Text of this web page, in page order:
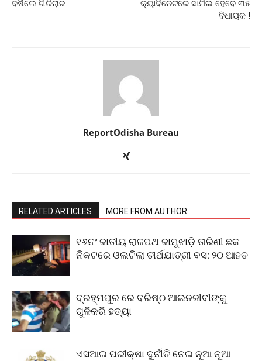
ବର୍ଷିଲେ ଗିରିରାଜ
କ୍ୟାବିନେଟରେ ସାମିଲ ହେବେ ୩୫
ବିଧାୟକ !
ReportOdisha Bureau
RELATED ARTICLES MORE FROM AUTHOR
୧୬ନଂ ଜାତୀୟ ରାଜପଥ ଜାମୁଝାଡ଼ି ତାରିଣୀ ଛକ
ନିକଟରେ ଓଲଟିଲା ତୀର୍ଥଯାତ୍ରୀ ବସ: ୨୦ ଆହତ
ବ୍ରହ୍ମପୁର ରେ ବରିଷ୍ଠ ଆଇନଜୀବୀଙ୍କୁ
ଗୁଳିକରି ହତ୍ୟା
ଏସଆଇ ପରୀକ୍ଷା ଦୁର୍ନୀତି ନେଇ ନୂଆ ନୂଆ